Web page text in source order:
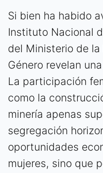
Si bien ha habido
Instituto Nacional
del Ministerio de
Género revelan
La participación
como la
minería apenas
segregación
oportunidades
mujeres, sino que